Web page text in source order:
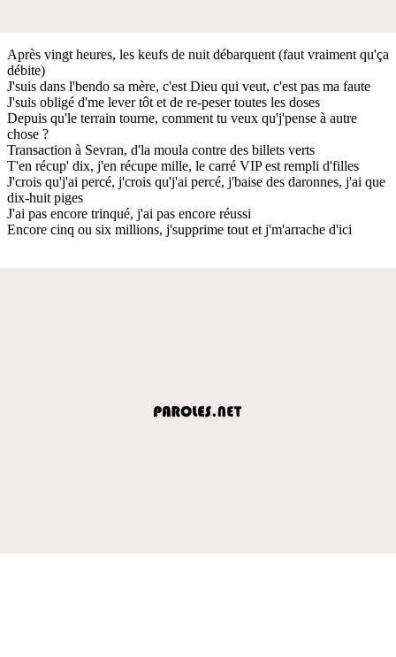
Après vingt heures, les keufs de nuit débarquent (faut vraiment qu'ça
débite)
J'suis dans l'bendo sa mère, c'est Dieu qui veut, c'est pas ma faute
J'suis obligé d'me lever tôt et de re-peser toutes les doses
Depuis qu'le terrain tourne, comment tu veux qu'j'pense à autre
chose ?
Transaction à Sevran, d'la moula contre des billets verts
T'en récup' dix, j'en récupe mille, le carré VIP est rempli d'filles
J'crois qu'j'ai percé, j'crois qu'j'ai percé, j'baise des daronnes, j'ai que
dix-huit piges
J'ai pas encore trinqué, j'ai pas encore réussi
Encore cinq ou six millions, j'supprime tout et j'm'arrache d'ici